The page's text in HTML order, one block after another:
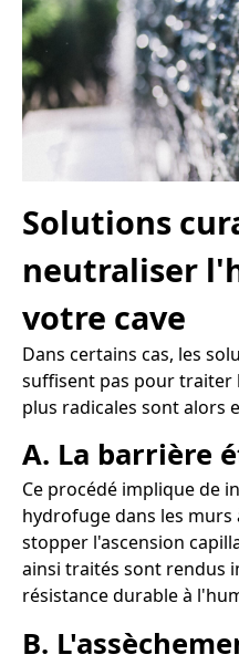
Solutions
neutraliser
votre cave
Dans certains cas, les
suffisent pas pour traiter
plus radicales sont alors
A. La barrière
Ce procédé implique de
hydrofuge dans les
stopper l'ascension
ainsi traités sont rendus
résistance durable à
B.